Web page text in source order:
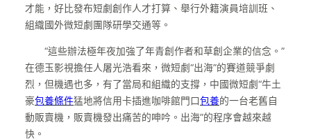
才能，好比發布短劇創作人才打算、舉行外籍演員培訓班、
組織國外微短劇團隊研學交通等。
“這些辦法極年夜加強了年青創作者和草創企業的信念。”
在德玉影視擔任人屠光浩看來，微短劇“出海”的賽道競爭劇
烈，但機遇也多，有了當局和組織的支撐，中國微短劇“牛土
豪包養條件猛地將信用卡插進咖啡館門口包養的一台老舊自
動販賣機，販賣機發出痛苦的呻吟。出海”的程序會越來越
快。